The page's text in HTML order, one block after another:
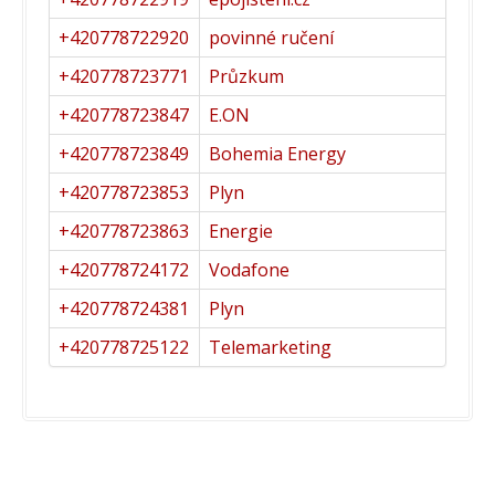
+420778722920
povinné ručení
+420778723771
Průzkum
+420778723847
E.ON
+420778723849
Bohemia Energy
+420778723853
Plyn
+420778723863
Energie
+420778724172
Vodafone
+420778724381
Plyn
+420778725122
Telemarketing